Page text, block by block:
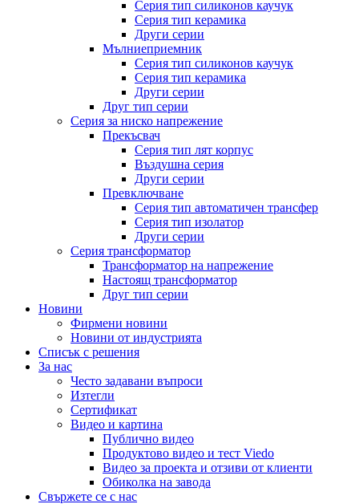
Серия тип силиконов каучук
Серия тип керамика
Други серии
Мълниеприемник
Серия тип силиконов каучук
Серия тип керамика
Други серии
Друг тип серии
Серия за ниско напрежение
Прекъсвач
Серия тип лят корпус
Въздушна серия
Други серии
Превключване
Серия тип автоматичен трансфер
Серия тип изолатор
Други серии
Серия трансформатор
Трансформатор на напрежение
Настоящ трансформатор
Друг тип серии
Новини
Фирмени новини
Новини от индустрията
Списък с решения
За нас
Често задавани въпроси
Изтегли
Сертификат
Видео и картина
Публично видео
Продуктово видео и тест Viedo
Видео за проекта и отзиви от клиенти
Обиколка на завода
Свържете се с нас